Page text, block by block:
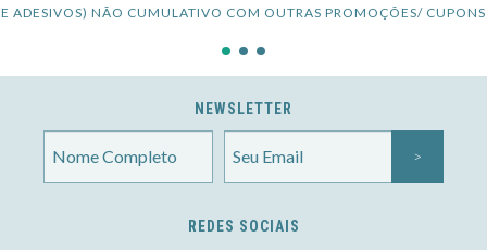
E ADESIVOS) NÃO CUMULATIVO COM OUTRAS PROMOÇÕES/ CUPONS
NEWSLETTER
REDES SOCIAIS